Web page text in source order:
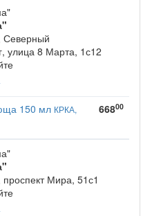
Северный
улица 8 Марта, 1с12
150 мл КРКА,
66800
Мира, 51с1